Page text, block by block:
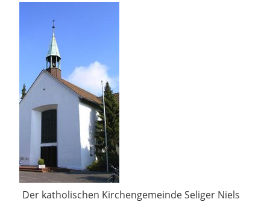
Der katholischen Kirchengemeinde Seliger Niels